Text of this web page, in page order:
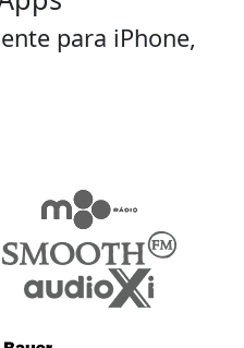
para iPhone,